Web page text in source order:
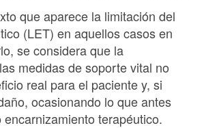
que aparece la limitación del
(LET) en aquellos casos en
se considera que la
medidas de soporte vital no
real para el paciente y, si
ocasionando lo que antes
terapéutico.